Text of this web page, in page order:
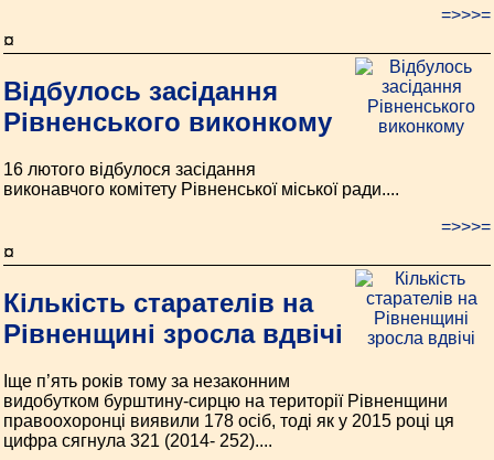
=>>>=
¤
Відбулось засідання
Рівненського виконкому
16 лютого відбулося засідання
виконавчого комітету Рівненської міської ради....
=>>>=
¤
Кількість старателів на
Рівненщині зросла вдвічі
Іще п’ять років тому за незаконним
видобутком бурштину-сирцю на території Рівненщини
правоохоронці виявили 178 осіб, тоді як у 2015 році ця
цифра сягнула 321 (2014- 252)....